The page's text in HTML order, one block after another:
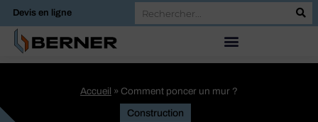
Devis en ligne
Accueil » Comment poncer un mur ?
Construction